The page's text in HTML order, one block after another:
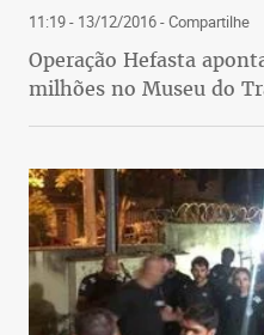
11:19 - 13/12/2016- Compartilhe
Operação Hefasta
milhões no Museu do